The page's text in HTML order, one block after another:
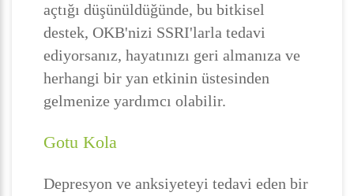
açtığı düşünüldüğünde, bu bitkisel
destek, OKB'nizi SSRI'larla tedavi
ediyorsanız, hayatınızı geri almanıza ve
herhangi bir yan etkinin üstesinden
gelmenize yardımcı olabilir.
Gotu Kola
Depresyon ve anksiyeteyi tedavi eden bir